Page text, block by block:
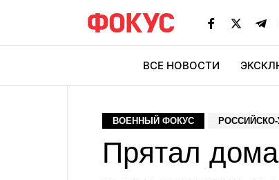
ВСЕ НОВОСТИ
ВОЕННЫЙ ФОКУС
Прятал